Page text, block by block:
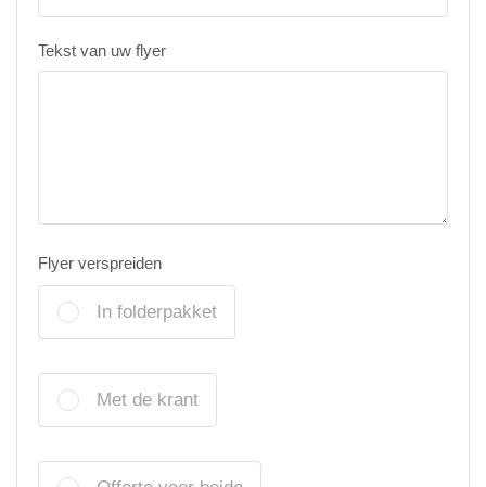
Tekst van uw flyer
Flyer verspreiden
In folderpakket
Met de krant